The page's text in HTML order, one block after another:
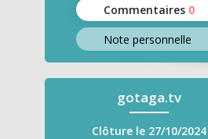
Commentaires 0
Note personnelle
gotaga.tv
Clôture le 27/10/2024